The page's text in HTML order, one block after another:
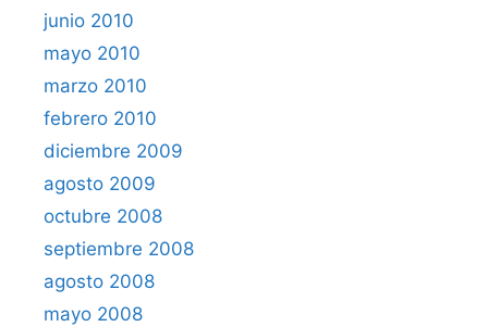
junio 2010
mayo 2010
marzo 2010
febrero 2010
diciembre 2009
agosto 2009
octubre 2008
septiembre 2008
agosto 2008
mayo 2008